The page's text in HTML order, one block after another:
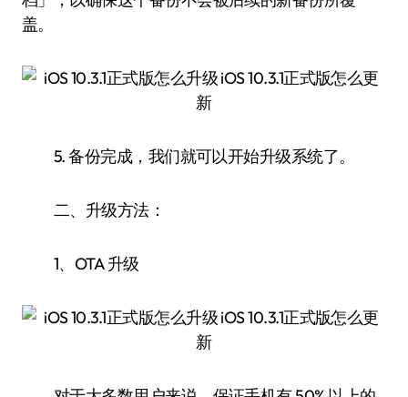
盖。
5. 备份完成，我们就可以开始升级系统了。
二、升级方法：
1、OTA 升级